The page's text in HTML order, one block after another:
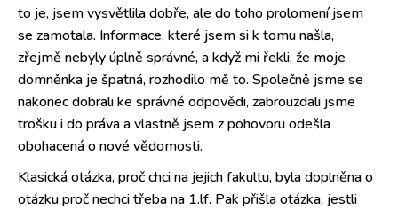
to je, jsem vysvětlila dobře, ale do toho prolomení jsem
se zamotala. Informace, které jsem si k tomu našla,
zřejmě nebyly úplně správné, a když mi řekli, že moje
domněnka je špatná, rozhodilo mě to. Společně jsme se
nakonec dobrali ke správné odpovědi, zabrouzdali jsme
trošku i do práva a vlastně jsem z pohovoru odešla
obohacená o nové vědomosti.
Klasická otázka, proč chci na jejich fakultu, byla doplněna o
otázku proč nechci třeba na 1.lf. Pak přišla otázka, jestli